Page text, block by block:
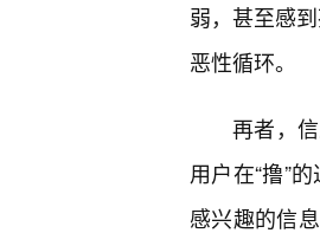
弱，甚至感
恶性循环。
再者，
用户在“撸”
感兴趣的信